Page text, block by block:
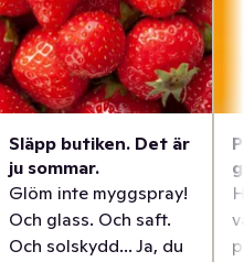
Släpp butiken. Det är
ju sommar.
Glöm inte myggspray!
Och glass. Och saft.
Och solskydd... Ja, du